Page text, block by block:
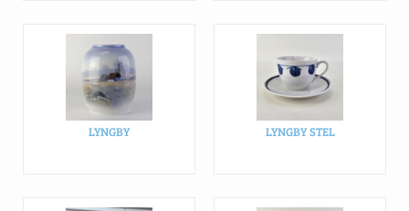
LYNGBY LYNGBY STEL